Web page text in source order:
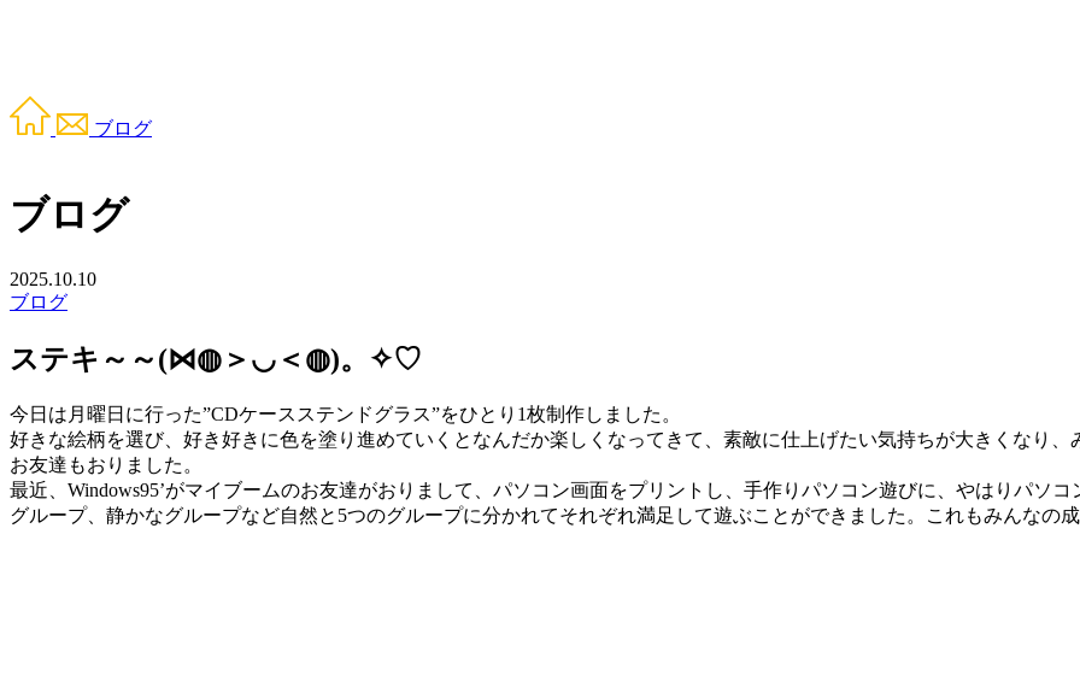
ブログ
ブログ
2025.10.10
ブログ
ステキ～～(⋈◍＞◡＜◍)。✧♡
今日は月曜日に行った”CDケースステンドグラス”をひとり1枚制作しました。
好きな絵柄を選び、好き好きに色を塗り進めていくとなんだか楽しくなってきて、素敵に仕上げたい気持ちが大きくなり
お友達もおりました。
最近、Windows95’がマイブームのお友達がおりまして、パソコン画面をプリントし、手作りパソコン遊びに、やはりパソ
グループ、静かなグループなど自然と5つのグループに分かれてそれぞれ満足して遊ぶことができました。これもみんなの